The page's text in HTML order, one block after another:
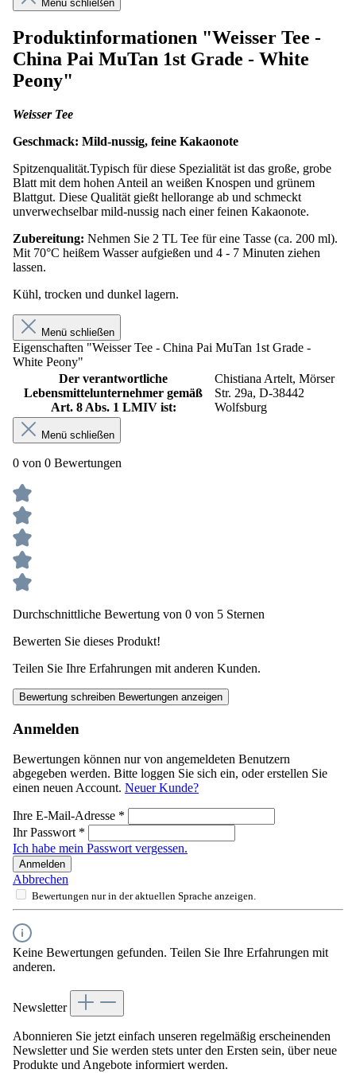
Menü schließen
Produktinformationen "Weisser Tee -
China Pai MuTan 1st Grade - White
Peony"
Weisser Tee
Geschmack: Mild-nussig, feine Kakaonote
Spitzenqualität.Typisch für diese Spezialität ist das große, grobe
Blatt mit dem hohen Anteil an weißen Knospen und grünem
Blattgut. Diese Qualität gießt hellorange ab und schmeckt
unverwechselbar mild-nussig nach einer feinen Kakaonote.
Zubereitung: Nehmen Sie 2 TL Tee für eine Tasse (ca. 200 ml).
Mit 70°C heißem Wasser aufgießen und 4 - 7 Minuten ziehen
lassen.
Kühl, trocken und dunkel lagern.
Menü schließen
Eigenschaften "Weisser Tee - China Pai MuTan 1st Grade -
White Peony"
Der verantwortliche
Lebensmittelunternehmer gemäß
Art. 8 Abs. 1 LMIV ist:
Chistiana Artelt, Mörser
Str. 29a, D-38442
Wolfsburg
Menü schließen
0 von 0 Bewertungen
Durchschnittliche Bewertung von 0 von 5 Sternen
Bewerten Sie dieses Produkt!
Teilen Sie Ihre Erfahrungen mit anderen Kunden.
Bewertung schreiben Bewertungen anzeigen
Anmelden
Bewertungen können nur von angemeldeten Benutzern
abgegeben werden. Bitte loggen Sie sich ein, oder erstellen Sie
einen neuen Account. Neuer Kunde?
Ihre E-Mail-Adresse *
Ihr Passwort *
Ich habe mein Passwort vergessen.
Anmelden
Abbrechen
Bewertungen nur in der aktuellen Sprache anzeigen.
Keine Bewertungen gefunden. Teilen Sie Ihre Erfahrungen mit
anderen.
Newsletter
Abonnieren Sie jetzt einfach unseren regelmäßig erscheinenden
Newsletter und Sie werden stets unter den Ersten sein, über neue
Produkte und Angebote informiert werden.